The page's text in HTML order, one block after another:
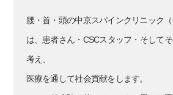
腰・首・頭の中京スパインクリニック
は、患者さん・CSCスタッフ・そして
考え、
医療を通して社会貢献をします。